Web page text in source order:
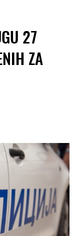
27
ZA